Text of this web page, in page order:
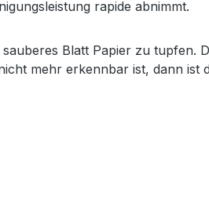
rapide abnimmt.
Blatt Papier zu tupfen.
mehr erkennbar ist, dann ist